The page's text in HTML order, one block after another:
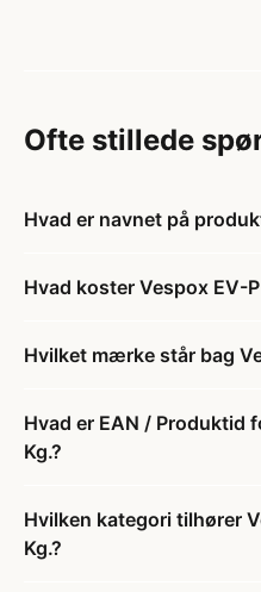
Ofte stillede
Hvad er navnet på
Hvad koster Vespox EV-
Hvilket mærke står bag
Hvad er EAN / Produktid
Kg.?
Hvilken kategori tilhører
Kg.?